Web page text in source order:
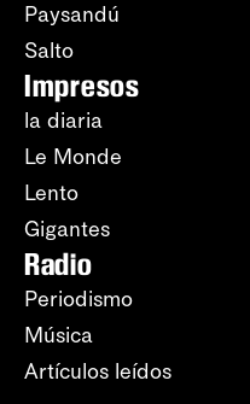
Paysandú
Salto
Impresos
la diaria
Le Monde
Lento
Gigantes
Radio
Periodismo
Música
Artículos leídos